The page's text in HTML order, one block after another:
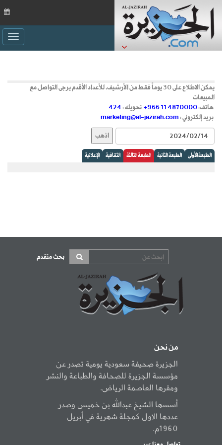
يمكن الاطلاع على 30 يوماً فقط من الأرشيف، للأعداد الأقدم يرجى التواصل مع
المبيعات
هاتف: +966 11 4870000 تحويله : 424
بريد إلكتروني : marketing@al-jazirah.com
الطبعة الأولى الطبعة الثانية الطبعة الثالثة الثقافية الإعلانية
بحث متقدم
من نحن
الجزيرة صحيفة سعودية يومية تصدر عن
مؤسسة الجزيرة للصحافة والطباعة والنشر
ومقرها العاصمة الرياض.
أسسها الشيخ عبدالله بن خميس وصدر
عددها الاول كمجلة شهرية في أبريل
1960م.